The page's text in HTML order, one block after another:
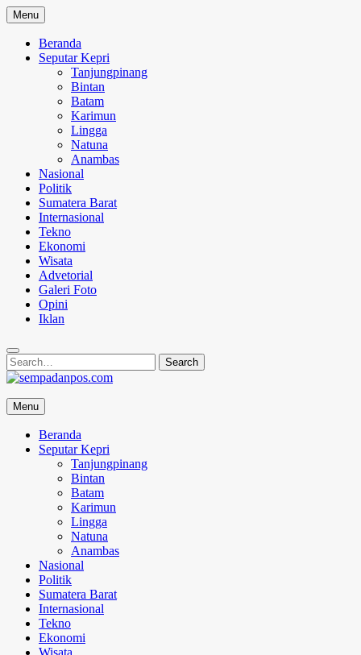
Skip
to
content
Menu
Beranda
Seputar Kepri
Tanjungpinang
Bintan
Batam
Karimun
Lingga
Natuna
Anambas
Nasional
Politik
Sumatera Barat
Internasional
Tekno
Ekonomi
Wisata
Advetorial
Galeri Foto
Opini
Iklan
Search
for:
Search
sempadanpos.com
Menyampaikan Berita Dengan Analisa
Menu
Beranda
Seputar Kepri
Tanjungpinang
Bintan
Batam
Karimun
Lingga
Natuna
Anambas
Nasional
Politik
Sumatera Barat
Internasional
Tekno
Ekonomi
Wisata